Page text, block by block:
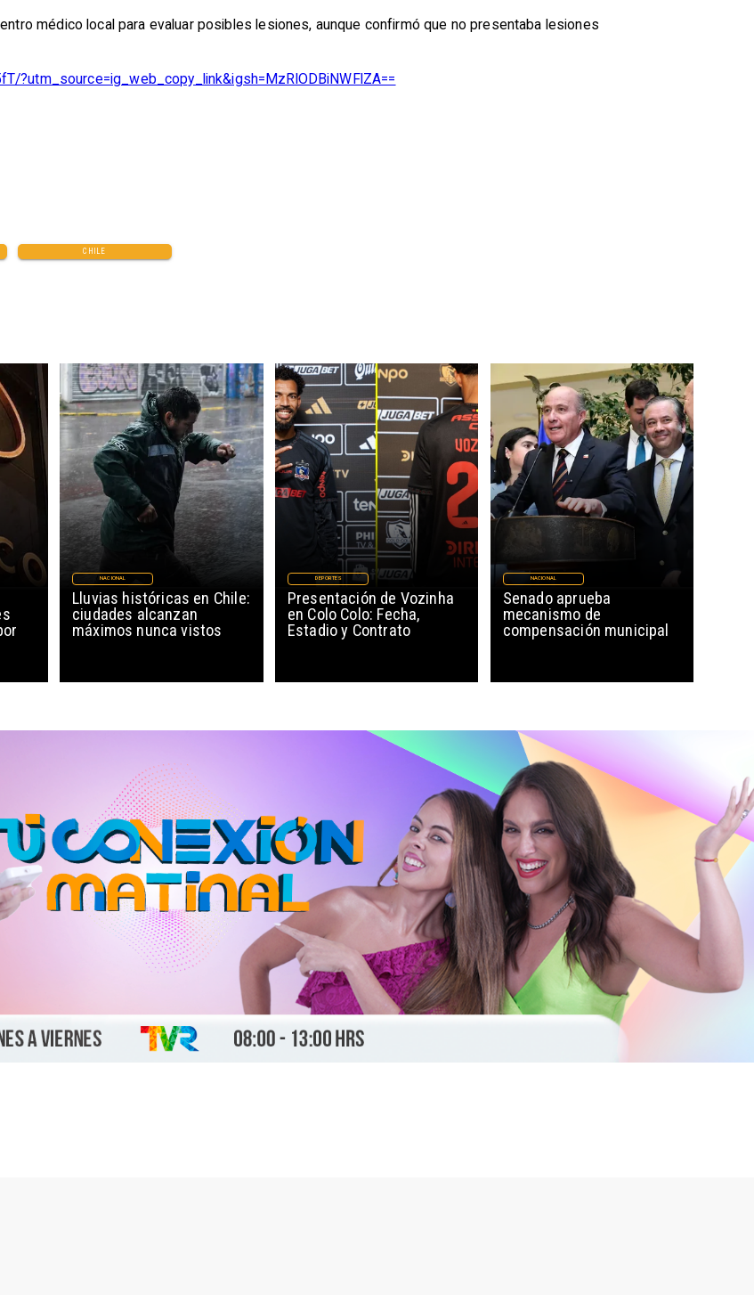
médico local para evaluar posibles lesiones, aunque confirmó que no presentaba lesiones
?utm_source=ig_web_copy_link&igsh=MzRlODBiNWFlZA==
CHILE
Lluvias históricas en Chile:
ciudades alcanzan
máximos nunca vistos
NACIONAL
Presentación de Vozinha
en Colo Colo: Fecha,
Estadio y Contrato
DEPORTES
Senado aprueba
mecanismo de
compensación municipal
NACIONAL